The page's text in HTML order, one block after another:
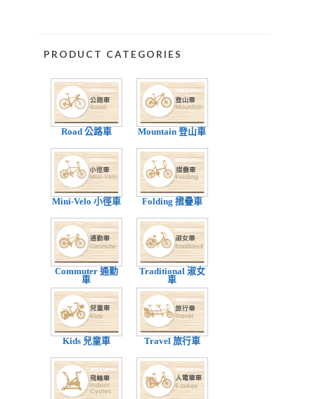
PRODUCT CATEGORIES
Road 公路車 Mountain 登山車
Mini-Velo 小徑車 Folding 摺疊車
Commuter 通勤
車
Traditional 淑女
車
Kids 兒童車 Travel 旅行車